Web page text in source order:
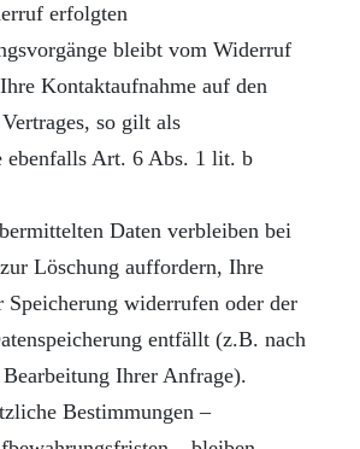
erfolgten
bleibt vom Widerruf
Kontaktaufnahme auf den
so gilt als
ebenfalls Art. 6 Abs. 1 lit. b
Daten verbleiben bei
Löschung auffordern, Ihre
widerrufen oder der
entfällt (z.B. nach
Bearbeitung Ihrer Anfrage).
Bestimmungen –